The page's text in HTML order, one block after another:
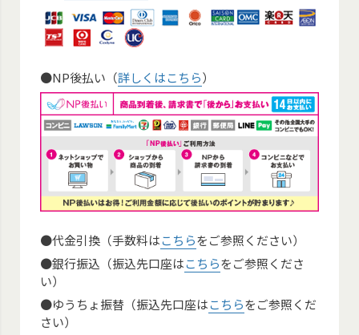
●NP後払い（詳しくはこちら）
●代金引換（手数料はこちらをご参照ください）
●銀行振込（振込先口座はこちらをご参照くださ
い）
●ゆうちょ振替（振込先口座はこちらをご参照くだ
さい）